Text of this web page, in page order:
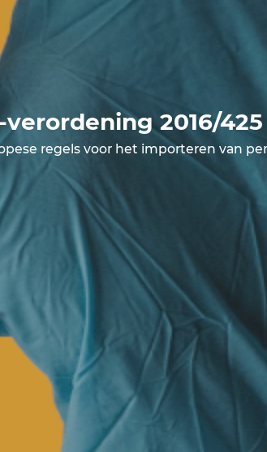
2016/
regels voor het importeren van